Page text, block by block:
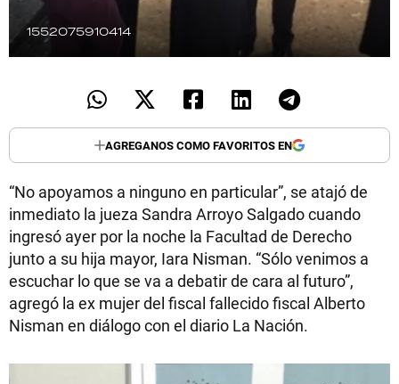
1552075910414
AGREGANOS COMO FAVORITOS EN
“No apoyamos a ninguno en particular”, se atajó de
inmediato la jueza Sandra Arroyo Salgado cuando
ingresó ayer por la noche la Facultad de Derecho
junto a su hija mayor, Iara Nisman. “Sólo venimos a
escuchar lo que se va a debatir de cara al futuro”,
agregó la ex mujer del fiscal fallecido fiscal Alberto
Nisman en diálogo con el diario La Nación.